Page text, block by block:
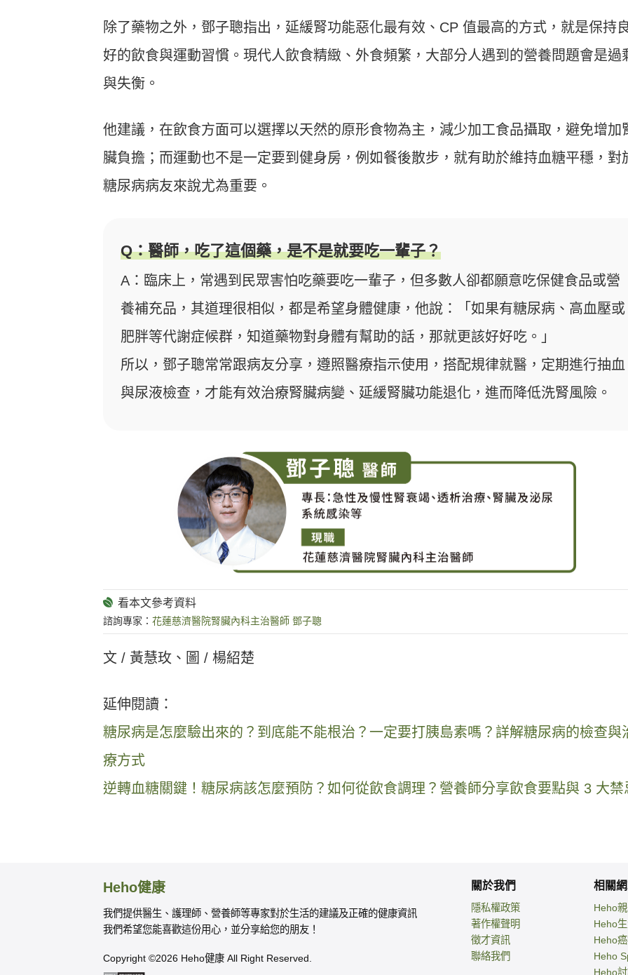
除了藥物之外，鄧子聰指出，延緩腎功能惡化最有效、CP 值最高的方式，就是保持
好的飲食與運動習慣。現代人飲食精緻、外食頻繁，大部分人遇到的營養問題會是過
與失衡。
他建議，在飲食方面可以選擇以天然的原形食物為主，減少加工食品攝取，避免增加
臟負擔；而運動也不是一定要到健身房，例如餐後散步，就有助於維持血糖平穩，對
糖尿病病友來說尤為重要。
Q：醫師，吃了這個藥，是不是就要吃一輩子？
A：臨床上，常遇到民眾害怕吃藥要吃一輩子，但多數人卻都願意吃保健食品或營
養補充品，其道理很相似，都是希望身體健康，他說：「如果有糖尿病、高血壓或
肥胖等代謝症候群，知道藥物對身體有幫助的話，那就更該好好吃。」
所以，鄧子聰常常跟病友分享，遵照醫療指示使用，搭配規律就醫，定期進行抽血
與尿液檢查，才能有效治療腎臟病變、延緩腎臟功能退化，進而降低洗腎風險。
諮詢專家： 花蓮慈濟醫院腎臟內科主治醫師 鄧子聰
文 / 黃慧玫、圖 / 楊紹楚
延伸閱讀：
糖尿病是怎麼驗出來的？到底能不能根治？一定要打胰島素嗎？詳解糖尿病的檢查與
療方式
逆轉血糖關鍵！糖尿病該怎麼預防？如何從飲食調理？營養師分享飲食要點與 3 大禁
Heho健康
我們提供醫生、護理師、營養師等專家對於生活的建議及正確的健康資訊
我們希望您能喜歡這份用心，並分享給您的朋友！
Copyright ©2026 Heho健康 All Right Reserved.
關於我們
隱私權政策
著作權聲明
徵才資訊
聯絡我們
相關
Heho
Heho
Heho
Heho
Heho